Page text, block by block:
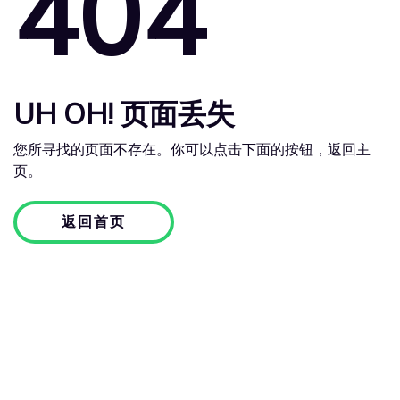
UH OH! 页面丢失
您所寻找的页面不存在。你可以点击下面的按钮，返回主
页。
返回首页